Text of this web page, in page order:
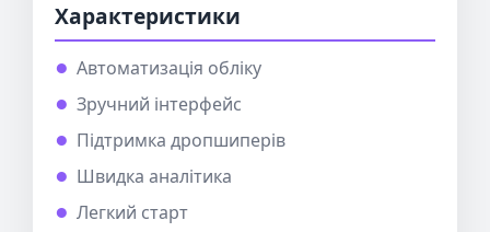
Характеристики
Автоматизація обліку
Зручний інтерфейс
Підтримка дропшиперів
Швидка аналітика
Легкий старт